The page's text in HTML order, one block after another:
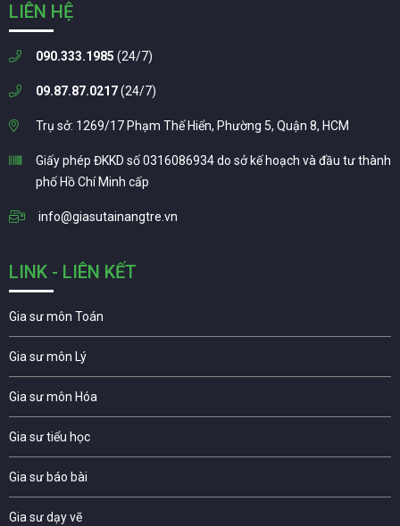
LIÊN HỆ
090.333.1985 (24/7)
09.87.87.0217(24/7)
Trụ sở: 1269/17 Phạm Thế Hiển, Phường 5, Quận 8, HCM
Giấy phép ĐKKD số 0316086934 do sở kế hoạch và đầu tư thành
phố Hồ Chí Minh cấp
info@giasutainangtre.vn
LINK - LIÊN KẾT
Gia sư môn Toán
Gia sư môn Lý
Gia sư môn Hóa
Gia sư tiểu học
Gia sư báo bài
Gia sư dạy vẽ